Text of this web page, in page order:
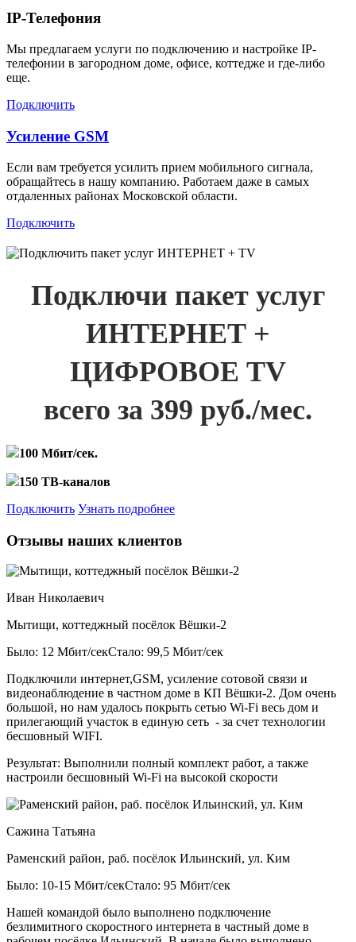
IP-Телефония
Мы предлагаем услуги по подключению и настройке IP-
телефонии в загородном доме, офисе, коттедже и где-либо
еще.
Подключить
Усиление GSM
Если вам требуется усилить прием мобильного сигнала,
обращайтесь в нашу компанию. Работаем даже в самых
отдаленных районах Московской области.
Подключить
Подключи пакет услуг
ИНТЕРНЕТ +
ЦИФРОВОЕ TV
всего за 399 руб./мес.
100 Мбит/сек.
150 ТВ-каналов
Подключить Узнать подробнее
Отзывы наших клиентов
Иван Николаевич
Мытищи, коттеджный посёлок Вёшки-2
Было: 12 Мбит/секСтало: 99,5 Мбит/сек
Подключили интернет,GSM, усиление сотовой связи и
видеонаблюдение в частном доме в КП Вёшки-2. Дом очень
большой, но нам удалось покрыть сетью Wi-Fi весь дом и
прилегающий участок в единую сеть - за счет технологии
бесшовный WIFI.
Результат: Выполнили полный комплект работ, а также
настроили бесшовный Wi-Fi на высокой скорости
Сажина Татьяна
Раменский район, раб. посёлок Ильинский, ул. Ким
Было: 10-15 Мбит/секСтало: 95 Мбит/сек
Нашей командой было выполнено подключение
безлимитного скоростного интернета в частный доме в